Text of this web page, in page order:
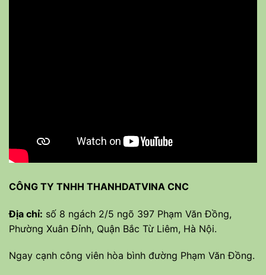
CÔNG TY TNHH THANHDATVINA CNC
Địa chỉ: số 8 ngách 2/5 ngõ 397 Phạm Văn Đồng,
Phường Xuân Đỉnh, Quận Bắc Từ Liêm, Hà Nội.
Ngay cạnh công viên hòa bình đường Phạm Văn Đồng.